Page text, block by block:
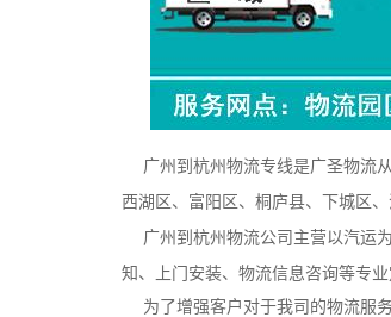
广州到杭州物流专线是广圣物流从
西湖区、富阳区、桐庐县、下城区
广州到杭州物流公司主营以汽运
知、上门安装、物流信息咨询等专业
为了增强客户对于我司的物流服